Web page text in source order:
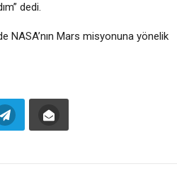
dedi.
NASA’nın Mars misyonuna yönelik